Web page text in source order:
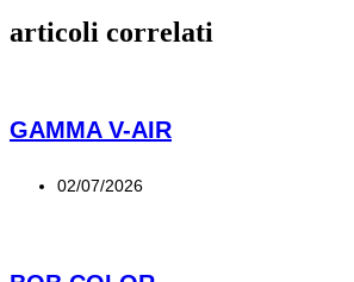
articoli correlati
GAMMA V-AIR
02/07/2026